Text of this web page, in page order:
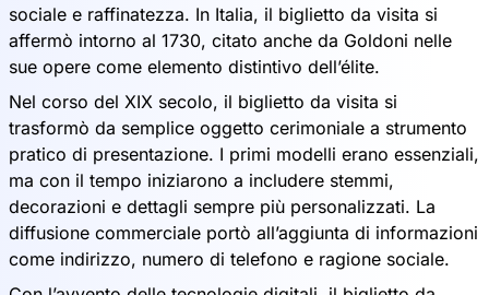
sociale e raffinatezza. In Italia, il biglietto da visita si
affermò intorno al 1730, citato anche da Goldoni nelle
sue opere come elemento distintivo dell’élite.
Nel corso del XIX secolo, il biglietto da visita si
trasformò da semplice oggetto cerimoniale a strumento
pratico di presentazione. I primi modelli erano essenziali,
ma con il tempo iniziarono a includere stemmi,
decorazioni e dettagli sempre più personalizzati. La
diffusione commerciale portò all’aggiunta di informazioni
come indirizzo, numero di telefono e ragione sociale.